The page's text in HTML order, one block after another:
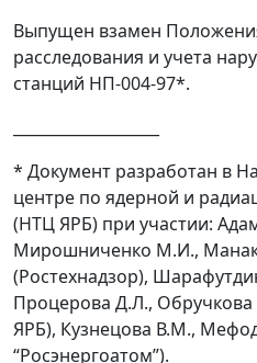
Выпущен взамен
расследования и учета
станций НП-004-97*.
* Документ разработан в
центре по ядерной и
(НТЦ ЯРБ) при участии:
Мирошниченко М.И.,
(Ростехнадзор),
Процерова Д.Л.,
ЯРБ), Кузнецова В.М.,
“Росэнергоатом”).